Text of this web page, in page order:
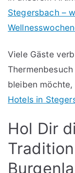
Stegersbach –
Viele Gäste
bleiben
Hotels in
Hol Dir